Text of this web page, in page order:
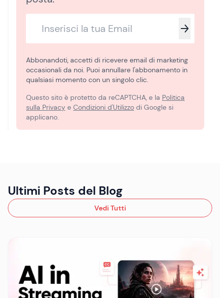
Abbonandoti, accetti di ricevere email di marketing
occasionali da noi. Puoi annullare l'abbonamento in
qualsiasi momento con un singolo clic.
Questo sito è protetto da reCAPTCHA, e la Politica
sulla Privacy e Condizioni d'Utilizzo di Google si
applicano.
Ultimi Posts del Blog
Vedi Tutti